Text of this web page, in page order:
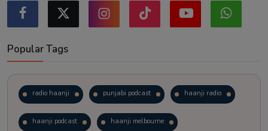
Popular Tags
radio haanji punjabi podcast haanji radio
haanji podcast haanji melbourne